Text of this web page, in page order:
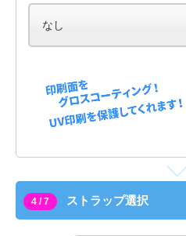
4 / 7 ストラップ選択